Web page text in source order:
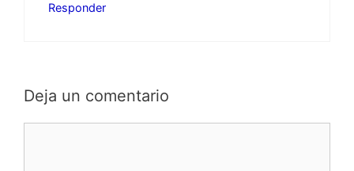
Responder
Deja un comentario